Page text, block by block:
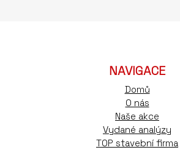
NAVIGACE
Domů
O nás
Naše akce
Vydané analýzy
TOP stavební firma